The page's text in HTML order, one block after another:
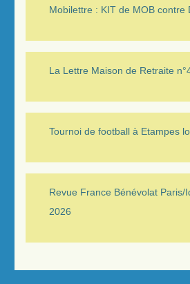
Mobilettre : KIT de MOB
La Lettre Maison de Retraite
Tournoi de football à Etampes
Revue France Bénévolat Paris/
2026